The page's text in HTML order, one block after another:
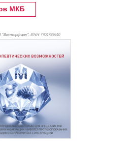
МКБ
"Векторфарм", ИНН 7704799640